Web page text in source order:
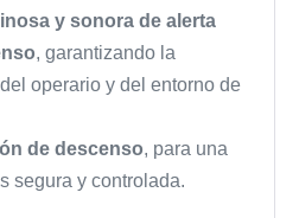
y sonora de alerta
, garantizando la
operario y del entorno de
de descenso, para una
segura y controlada.